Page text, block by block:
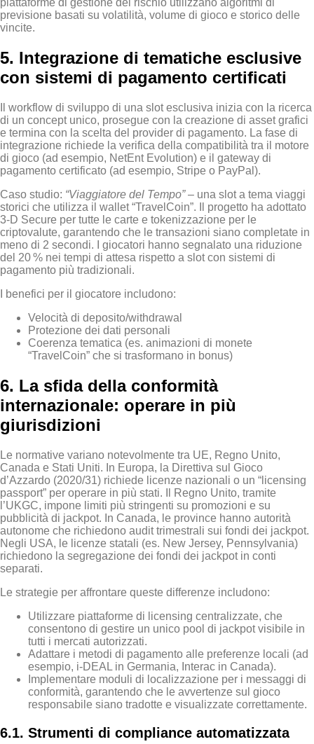
piattaforme di gestione del rischio utilizzano algoritmi di
previsione basati su volatilità, volume di gioco e storico delle
vincite.
5. Integrazione di tematiche esclusive
con sistemi di pagamento certificati
Il workflow di sviluppo di una slot esclusiva inizia con la ricerca
di un concept unico, prosegue con la creazione di asset grafici
e termina con la scelta del provider di pagamento. La fase di
integrazione richiede la verifica della compatibilità tra il motore
di gioco (ad esempio, NetEnt Evolution) e il gateway di
pagamento certificato (ad esempio, Stripe o PayPal).
Caso studio: “Viaggiatore del Tempo”– una slot a tema viaggi
storici che utilizza il wallet “TravelCoin”. Il progetto ha adottato
3‑D Secure per tutte le carte e tokenizzazione per le
criptovalute, garantendo che le transazioni siano completate in
meno di 2 secondi. I giocatori hanno segnalato una riduzione
del 20 % nei tempi di attesa rispetto a slot con sistemi di
pagamento più tradizionali.
I benefici per il giocatore includono:
Velocità di deposito/withdrawal
Protezione dei dati personali
Coerenza tematica (es. animazioni di monete
“TravelCoin” che si trasformano in bonus)
6. La sfida della conformità
internazionale: operare in più
giurisdizioni
Le normative variano notevolmente tra UE, Regno Unito,
Canada e Stati Uniti. In Europa, la Direttiva sul Gioco
d’Azzardo (2020/31) richiede licenze nazionali o un “licensing
passport” per operare in più stati. Il Regno Unito, tramite
l’UKGC, impone limiti più stringenti su promozioni e su
pubblicità di jackpot. In Canada, le province hanno autorità
autonome che richiedono audit trimestrali sui fondi dei jackpot.
Negli USA, le licenze statali (es. New Jersey, Pennsylvania)
richiedono la segregazione dei fondi dei jackpot in conti
separati.
Le strategie per affrontare queste differenze includono:
Utilizzare piattaforme di licensing centralizzate, che
consentono di gestire un unico pool di jackpot visibile in
tutti i mercati autorizzati.
Adattare i metodi di pagamento alle preferenze locali (ad
esempio, i‑DEAL in Germania, Interac in Canada).
Implementare moduli di localizzazione per i messaggi di
conformità, garantendo che le avvertenze sul gioco
responsabile siano tradotte e visualizzate correttamente.
6.1. Strumenti di compliance automatizzata